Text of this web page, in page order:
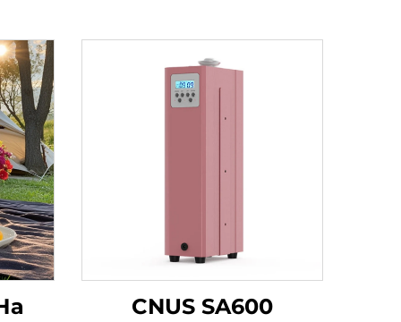
CNUS SA600